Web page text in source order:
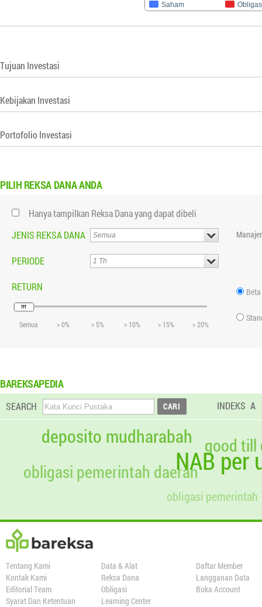
Saham
Tujuan Investasi
Kebijakan Investasi
Portofolio Investasi
PILIH REKSA DANA ANDA
Hanya tampilkan Reksa Dana yang dapat dibeli
JENIS REKSA DANA
PERIODE
RETURN
Semua > 0% > 5% > 10% > 15% > 20%
Beta
BAREKSAPEDIA
SEARCH INDEKS A
NAB per
deposito mudharabah
obligasi pemerintah
obligasi pemerintah daerah
good till
Tentang Kami
Kontak Kami
Editorial Team
Syarat Dan Ketentuan
Data & Alat
Reksa Dana
Obligasi
Learning Center
Daftar Member
Langganan Data
Buka Account